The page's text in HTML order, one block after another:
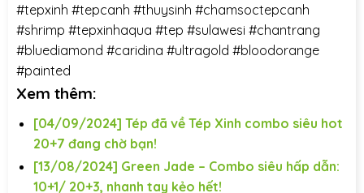
#tepxinh #tepcanh #thuysinh #chamsoctepcanh
#shrimp #tepxinhaqua #tep #sulawesi #chantrang
#bluediamond #caridina #ultragold #bloodorange
#painted
Xem thêm:
[04/09/2024] Tép đã về Tép Xinh combo siêu hot
20+7 đang chờ bạn!
[13/08/2024] Green Jade – Combo siêu hấp dẫn:
10+1/ 20+3, nhanh tay kẻo hết!